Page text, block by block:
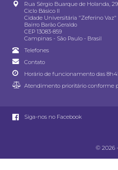
Rua Sérgio Buarque de Holanda,
Ciclo Básico II
Cidade Universitária "Zeferino Vaz"
Bairro Barão Geraldo
CEP 13083-859
Campinas - São Paulo - Brasil
Telefones
Contato
Horário de funcionamento das
Atendimento prioritário conforme
Siga-nos no Facebook
© 2026